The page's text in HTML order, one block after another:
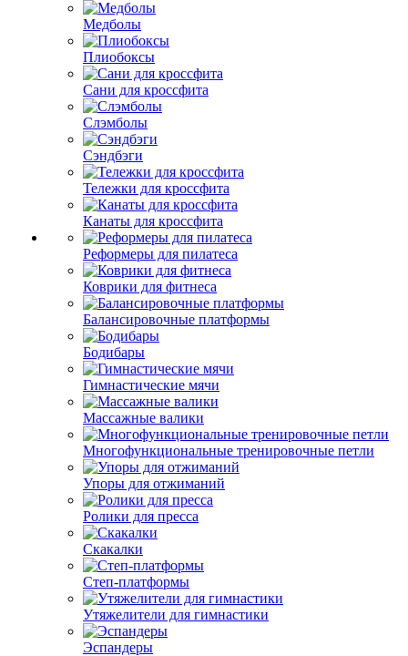
Медболы
Плиобоксы
Сани для кроссфита
Слэмболы
Сэндбэги
Тележки для кроссфита
Канаты для кроссфита
Реформеры для пилатеса
Коврики для фитнеса
Балансировочные платформы
Бодибары
Гимнастические мячи
Массажные валики
Многофункциональные тренировочные петли
Упоры для отжиманий
Ролики для пресса
Скакалки
Степ-платформы
Утяжелители для гимнастики
Эспандеры